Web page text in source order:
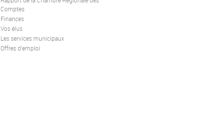
Comptes
Finances
Vos élus
Les services municipaux
Offres d’emploi